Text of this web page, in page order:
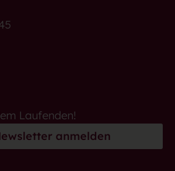
Laufenden!
anmelden